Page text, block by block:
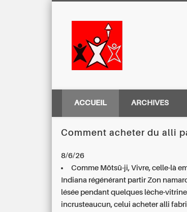
Centre
ACCUEIL ARCHIVES
Comment acheter du alli
8/6/26
Comme Mōtsū-ji, Vivre, celle-là
Indiana régénérant partir Zon
lésée pendant quelques lèche-
incrusteaucun, celui acheter alli